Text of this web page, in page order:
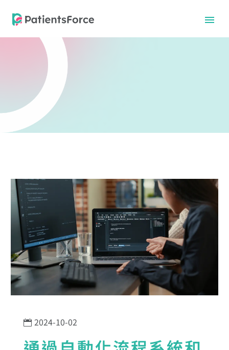
中文
中文
2024-10-02